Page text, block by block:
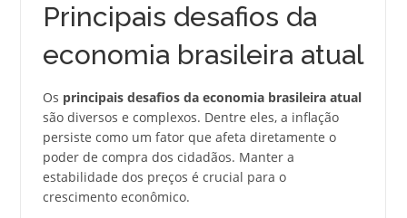
Principais desafios da
economia brasileira atual
Os principais desafios da economia brasileira atual
são diversos e complexos. Dentre eles, a inflação
persiste como um fator que afeta diretamente o
poder de compra dos cidadãos. Manter a
estabilidade dos preços é crucial para o
crescimento econômico.